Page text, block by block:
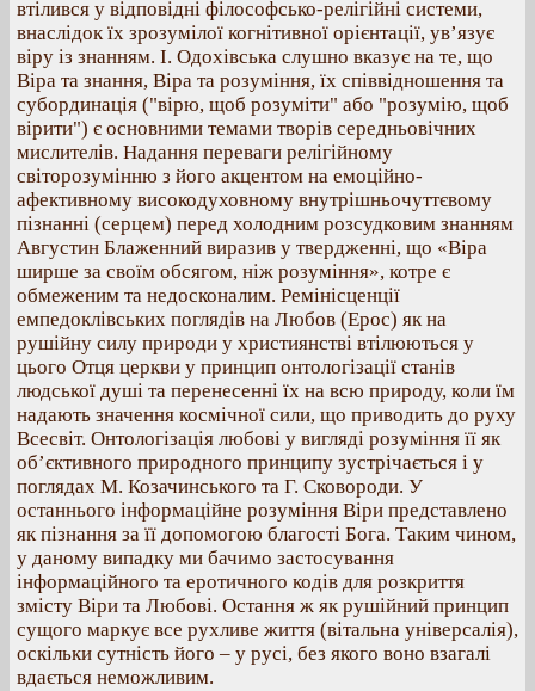
втілився у відповідні філософсько-релігійні системи,
внаслідок їх зрозумілої когнітивної орієнтації, ув’язує
віру із знанням. І. Одохівська слушно вказує на те, що
Віра та знання, Віра та розуміння, їх співвідношення та
субординація ("вірю, щоб розуміти" або "розумію, щоб
вірити") є основними темами творів середньовічних
мислителів. Надання переваги релігійному
світорозумінню з його акцентом на емоційно-
афективному високодуховному внутрішньочуттєвому
пізнанні (серцем) перед холодним розсудковим знанням
Августин Блаженний виразив у твердженні, що «Віра
ширше за своїм обсягом, ніж розуміння», котре є
обмеженим та недосконалим. Ремінісценції
емпедоклівських поглядів на Любов (Ерос) як на
рушійну силу природи у християнстві втілюються у
цього Отця церкви у принцип онтологізації станів
людської душі та перенесенні їх на всю природу, коли їм
надають значення космічної сили, що приводить до руху
Всесвіт. Онтологізація любові у вигляді розуміння її як
об’єктивного природного принципу зустрічається і у
поглядах М. Козачинського та Г. Сковороди. У
останнього інформаційне розуміння Віри представлено
як пізнання за її допомогою благості Бога. Таким чином,
у даному випадку ми бачимо застосування
інформаційного та еротичного кодів для розкриття
змісту Віри та Любові. Остання ж як рушійний принцип
сущого маркує все рухливе життя (вітальна універсалія),
оскільки сутність його – у русі, без якого воно взагалі
вдається неможливим.